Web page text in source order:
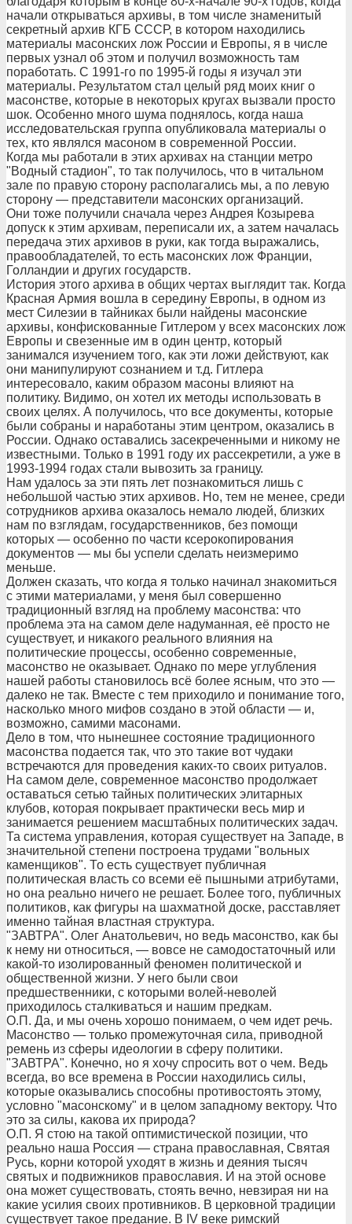
начали открываться архивы, в том числе знаменитый
секретный архив КГБ СССР, в котором находились
материалы масонских лож России и Европы, я в числе
первых узнал об этом и получил возможность там
поработать. С 1991-го по 1995-й годы я изучал эти
материалы. Результатом стал целый ряд моих книг о
масонстве, которые в некоторых кругах вызвали просто
шок. Особенно много шума поднялось, когда наша
исследовательская группа опубликовала материалы о
тех, кто являлся масоном в современной России.
Когда мы работали в этих архивах на станции метро
"Водный стадион", то так получилось, что в читальном
зале по правую сторону располагались мы, а по левую
сторону — представители масонских организаций.
Они тоже получили сначала через Андрея Козырева
допуск к этим архивам, переписали их, а затем началась
передача этих архивов в руки, как тогда выражались,
правообладателей, то есть масонских лож Франции,
Голландии и других государств.
История этого архива в общих чертах выглядит так. Когда
Красная Армия вошла в середину Европы, в одном из
мест Силезии в тайниках были найдены масонские
архивы, конфискованные Гитлером у всех масонских лож
Европы и свезенные им в один центр, который
занимался изучением того, как эти ложи действуют, как
они манипулируют сознанием и т.д. Гитлера
интересовало, каким образом масоны влияют на
политику. Видимо, он хотел их методы использовать в
своих целях. А получилось, что все документы, которые
были собраны и наработаны этим центром, оказались в
России. Однако оставались засекреченными и никому не
известными. Только в 1991 году их рассекретили, а уже в
1993-1994 годах стали вывозить за границу.
Нам удалось за эти пять лет познакомиться лишь с
небольшой частью этих архивов. Но, тем не менее, среди
сотрудников архива оказалось немало людей, близких
нам по взглядам, государственников, без помощи
которых — особенно по части ксерокопирования
документов — мы бы успели сделать неизмеримо
меньше.
Должен сказать, что когда я только начинал знакомиться
с этими материалами, у меня был совершенно
традиционный взгляд на проблему масонства: что
проблема эта на самом деле надуманная, её просто не
существует, и никакого реального влияния на
политические процессы, особенно современные,
масонство не оказывает. Однако по мере углубления
нашей работы становилось всё более ясным, что это —
далеко не так. Вместе с тем приходило и понимание того,
насколько много мифов создано в этой области — и,
возможно, самими масонами.
Дело в том, что нынешнее состояние традиционного
масонства подается так, что это такие вот чудаки
встречаются для проведения каких-то своих ритуалов.
На самом деле, современное масонство продолжает
оставаться сетью тайных политических элитарных
клубов, которая покрывает практически весь мир и
занимается решением масштабных политических задач.
Та система управления, которая существует на Западе, в
значительной степени построена трудами "вольных
каменщиков". То есть существует публичная
политическая власть со всеми её пышными атрибутами,
но она реально ничего не решает. Более того, публичных
политиков, как фигуры на шахматной доске, расставляет
именно тайная властная структура.
"ЗАВТРА". Олег Анатольевич, но ведь масонство, как бы
к нему ни относиться, — вовсе не самодостаточный или
какой-то изолированный феномен политической и
общественной жизни. У него были свои
предшественники, с которыми волей-неволей
приходилось сталкиваться и нашим предкам.
О.П. Да, и мы очень хорошо понимаем, о чем идет речь.
Масонство — только промежуточная сила, приводной
ремень из сферы идеологии в сферу политики.
"ЗАВТРА". Конечно, но я хочу спросить вот о чем. Ведь
всегда, во все времена в России находились силы,
которые оказывались способны противостоять этому,
условно "масонскому" и в целом западному вектору. Что
это за силы, какова их природа?
О.П. Я стою на такой оптимистической позиции, что
реально наша Россия — страна православная, Святая
Русь, корни которой уходят в жизнь и деяния тысяч
святых и подвижников православия. И на этой основе
она может существовать, стоять вечно, невзирая ни на
какие усилия своих противников. В церковной традиции
существует такое предание. В IV веке римский